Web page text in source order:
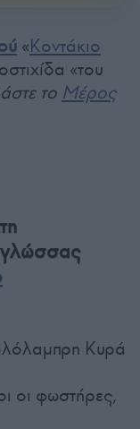
«Κοντάκιο
«του
το Μέρος
Κυρά
οι φωστήρες,